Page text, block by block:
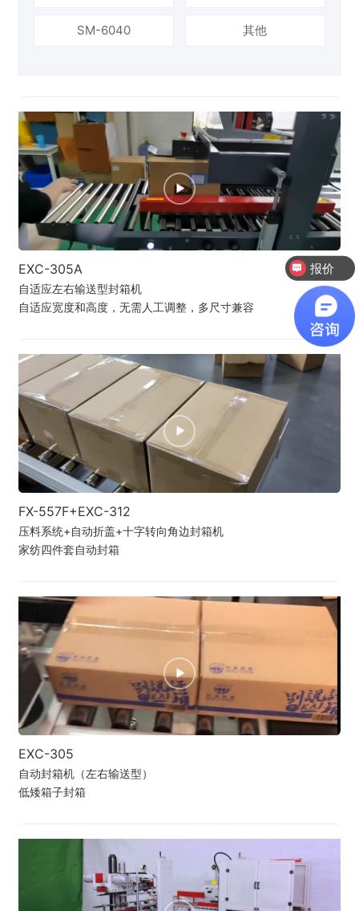
SM-6040 其他
EXC-305A
自适应左右输送型封箱机
自适应宽度和高度，无需人工调整，多尺寸兼容
FX-557F+EXC-312
压料系统+自动折盖+十字转向角边封箱机
家纺四件套自动封箱
EXC-305
自动封箱机（左右输送型）
低矮箱子封箱
报价
方案